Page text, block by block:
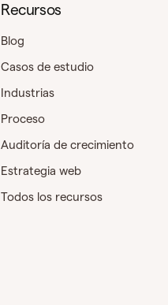
Recursos
Blog
Casos de estudio
Industrias
Proceso
Auditoría de crecimiento
Estrategia web
Todos los recursos